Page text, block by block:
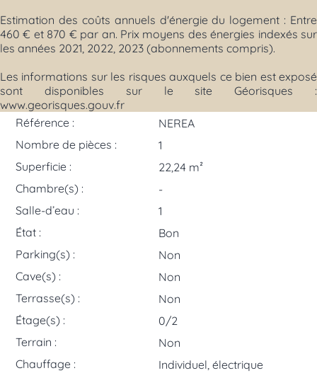
Estimation des coûts annuels d'énergie du logement : Entre
460 € et 870 € par an. Prix moyens des énergies indexés sur
les années 2021, 2022, 2023 (abonnements compris).
Les informations sur les risques auxquels ce bien est exposé
sont disponibles sur le site Géorisques :
www.georisques.gouv.fr
Référence :
NEREA
Nombre de pièces :
1
Superficie :
22,24 m²
Chambre(s) :
-
Salle-d’eau :
1
État :
Bon
Parking(s) :
Non
Cave(s) :
Non
Terrasse(s) :
Non
Étage(s) :
0/2
Terrain :
Non
Chauffage :
Individuel, électrique